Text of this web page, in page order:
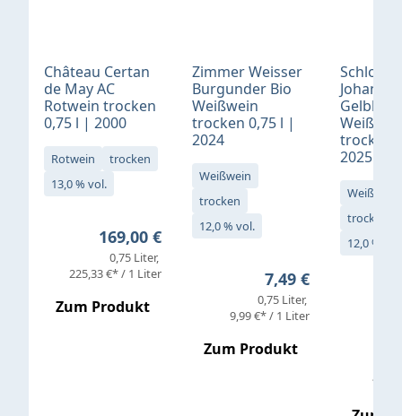
Château Certan
de May AC
Rotwein trocken
0,75 l | 2000
Rotwein
trocken
13,0 % vol.
Regulärer Preis:
169,00 €
0,75 Liter
225,33 €* / 1 Liter
Zum Produkt
Zimmer Weisser
Burgunder Bio
Weißwein
trocken 0,75 l |
2024
Weißwein
trocken
12,0 % vol.
Regulärer Preis:
7,49 €
0,75 Liter
9,99 €* / 1 Liter
Zum Produkt
Schloß
Gelblack
trocken
2025
Weißwein
trocken
12,0 % vol.